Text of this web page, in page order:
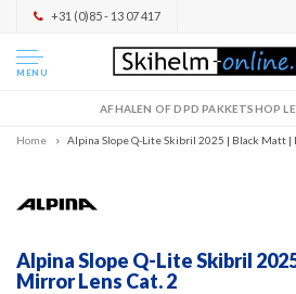
+31 (0)85 - 13 07 417
MENU
AFHALEN OF DPD PAKKETSHOP
Home Alpina Slope Q-Lite Skibril 2025 | Black Matt |
Alpina Slope Q-Lite Skibril
Mirror Lens Cat. 2